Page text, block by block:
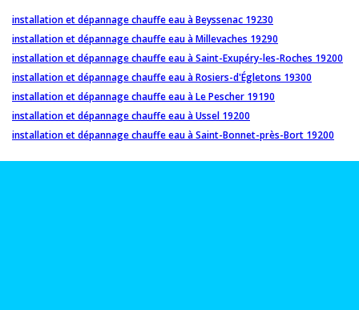
installation et dépannage chauffe eau à Beyssenac 19230
installation et dépannage chauffe eau à Millevaches 19290
installation et dépannage chauffe eau à Saint-Exupéry-les-Roches 19200
installation et dépannage chauffe eau à Rosiers-d'Égletons 19300
installation et dépannage chauffe eau à Le Pescher 19190
installation et dépannage chauffe eau à Ussel 19200
installation et dépannage chauffe eau à Saint-Bonnet-près-Bort 19200